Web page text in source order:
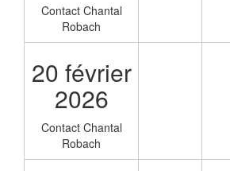
Contact Chantal
Robach
20 février
2026
Contact Chantal
Robach